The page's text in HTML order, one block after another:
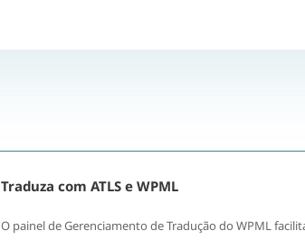
Traduza com ATLS e WPML
O painel de Gerenciamento de Tradução do WPML